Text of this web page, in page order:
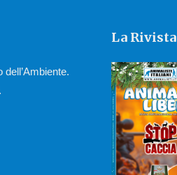
La Rivista